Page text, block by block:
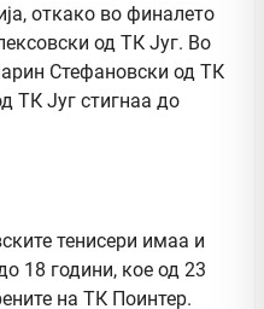
откако во финалето
од ТК Југ. Во
Стефановски од ТК
ТК Југ стигнаа до
тенисери имаа и
18 години, кое од 23
на ТК Поинтер.